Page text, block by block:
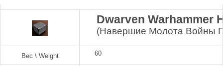
Dwarven Warhammer
(Навершие Молота Войны
Вес \ Weight 60